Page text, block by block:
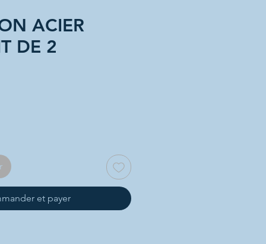
ACIER
DE 2
et payer